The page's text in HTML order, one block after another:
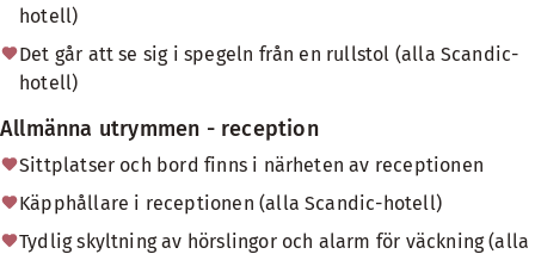
hotell)
Det går att se sig i spegeln från en rullstol (alla Scandic-
hotell)
Allmänna utrymmen - reception
Sittplatser och bord finns i närheten av receptionen
Käpphållare i receptionen (alla Scandic-hotell)
Tydlig skyltning av hörslingor och alarm för väckning (alla